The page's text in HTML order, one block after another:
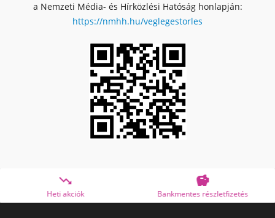
a Nemzeti Média- és Hírközlési Hatóság honlapján:
https://nmhh.hu/veglegestorles
Bankmentes részletfizetés OTP Online Áruhitel